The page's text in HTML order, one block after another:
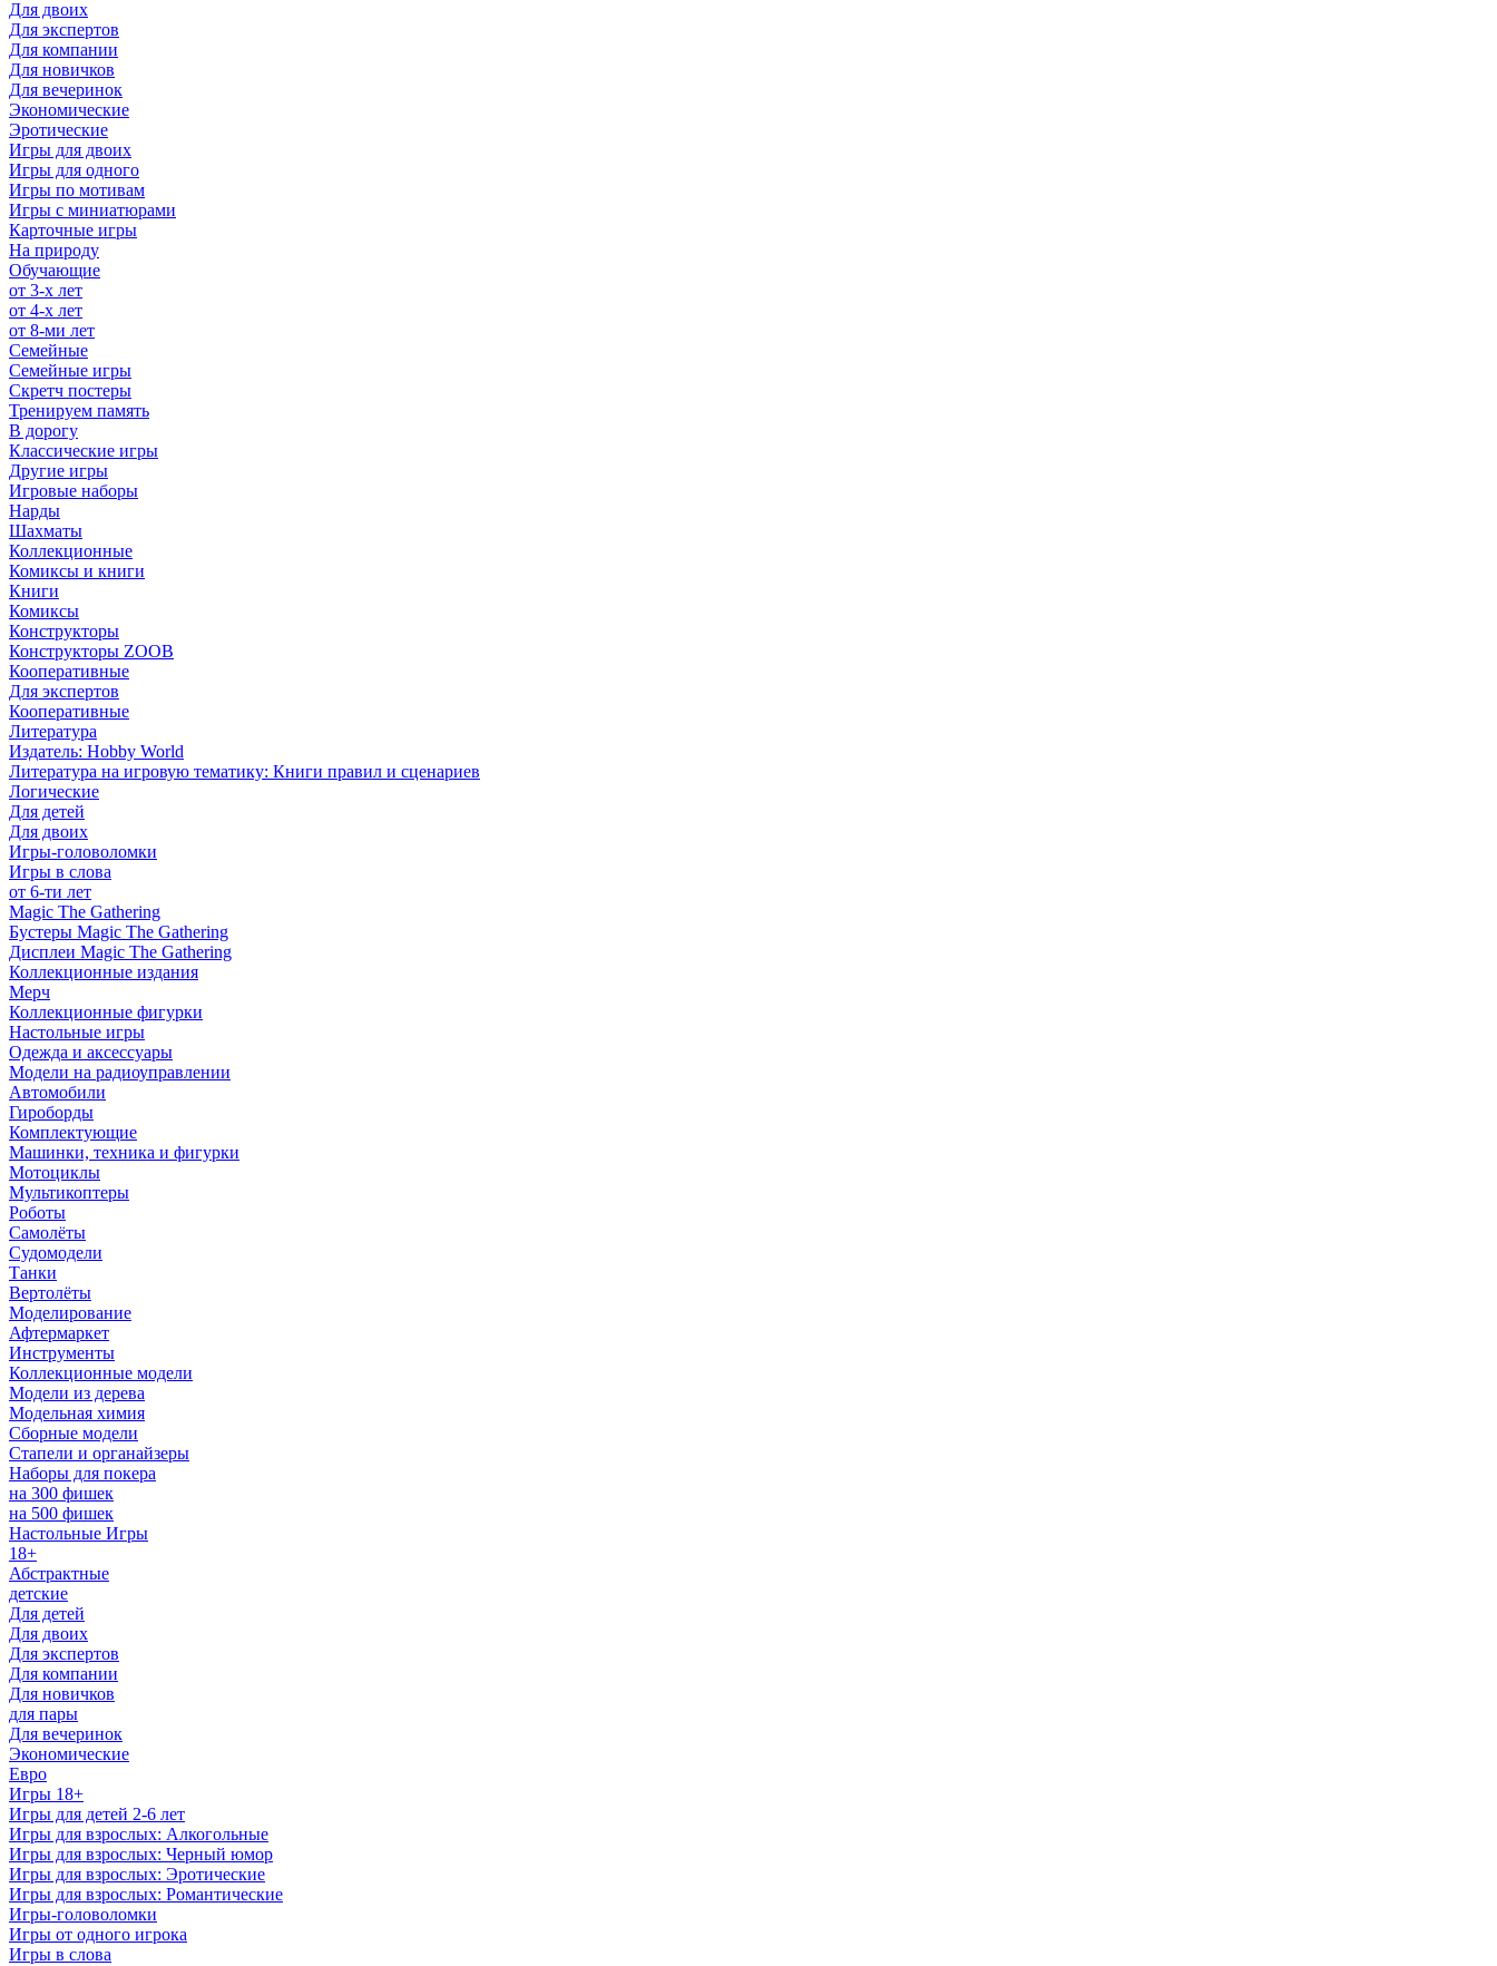
Для двоих
Для экспертов
Для компании
Для новичков
Для вечеринок
Экономические
Эротические
Игры для двоих
Игры для одного
Игры по мотивам
Игры с миниатюрами
Карточные игры
На природу
Обучающие
от 3-х лет
от 4-х лет
от 8-ми лет
Семейные
Семейные игры
Скретч постеры
Тренируем память
В дорогу
Классические игры
Другие игры
Игровые наборы
Нарды
Шахматы
Коллекционные
Комиксы и книги
Книги
Комиксы
Конструкторы
Конструкторы ZOOB
Кооперативные
Для экспертов
Кооперативные
Литература
Издатель: Hobby World
Литература на игровую тематику: Книги правил и сценариев
Логические
Для детей
Для двоих
Игры-головоломки
Игры в слова
от 6-ти лет
Magic The Gathering
Бустеры Magic The Gathering
Дисплеи Magic The Gathering
Коллекционные издания
Мерч
Коллекционные фигурки
Настольные игры
Одежда и аксессуары
Модели на радиоуправлении
Автомобили
Гироборды
Комплектующие
Машинки, техника и фигурки
Мотоциклы
Мультикоптеры
Роботы
Самолёты
Судомодели
Танки
Вертолёты
Моделирование
Афтермаркет
Инструменты
Коллекционные модели
Модели из дерева
Модельная химия
Сборные модели
Стапели и органайзеры
Наборы для покера
на 300 фишек
на 500 фишек
Настольные Игры
18+
Абстрактные
детские
Для детей
Для двоих
Для экспертов
Для компании
Для новичков
для пары
Для вечеринок
Экономические
Евро
Игры 18+
Игры для детей 2-6 лет
Игры для взрослых: Алкогольные
Игры для взрослых: Черный юмор
Игры для взрослых: Эротические
Игры для взрослых: Романтические
Игры-головоломки
Игры от одного игрока
Игры в слова